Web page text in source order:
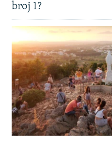
broj 1?